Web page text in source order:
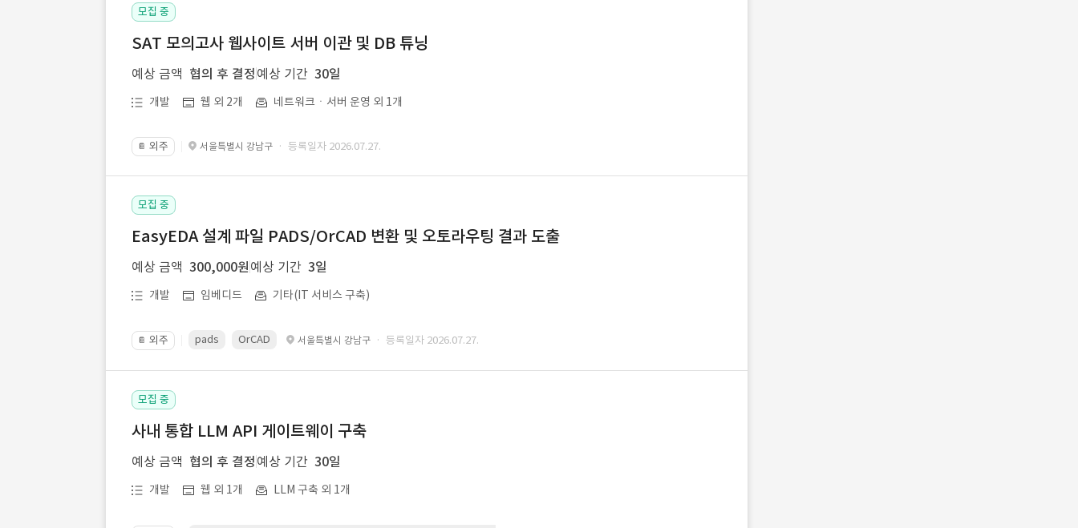
모집 중
SAT 모의고사 웹사이트 서버 이관 및 DB 튜닝
예상 금액 협의 후 결정 예상 기간 30일
개발 웹 외 2개 네트워크ㆍ서버 운영 외 1개
📔 외주 서울특별시 강남구 · 등록일자 2026.07.27.
모집 중
EasyEDA 설계 파일 PADS/OrCAD 변환 및 오토라우팅 결과 도출
예상 금액 300,000원 예상 기간 3일
개발 임베디드 기타(IT 서비스 구축)
📔 외주 pads OrCAD 서울특별시 강남구 · 등록일자 2026.07.27.
모집 중
사내 통합 LLM API 게이트웨이 구축
예상 금액 협의 후 결정 예상 기간 30일
개발 웹 외 1개 LLM 구축 외 1개